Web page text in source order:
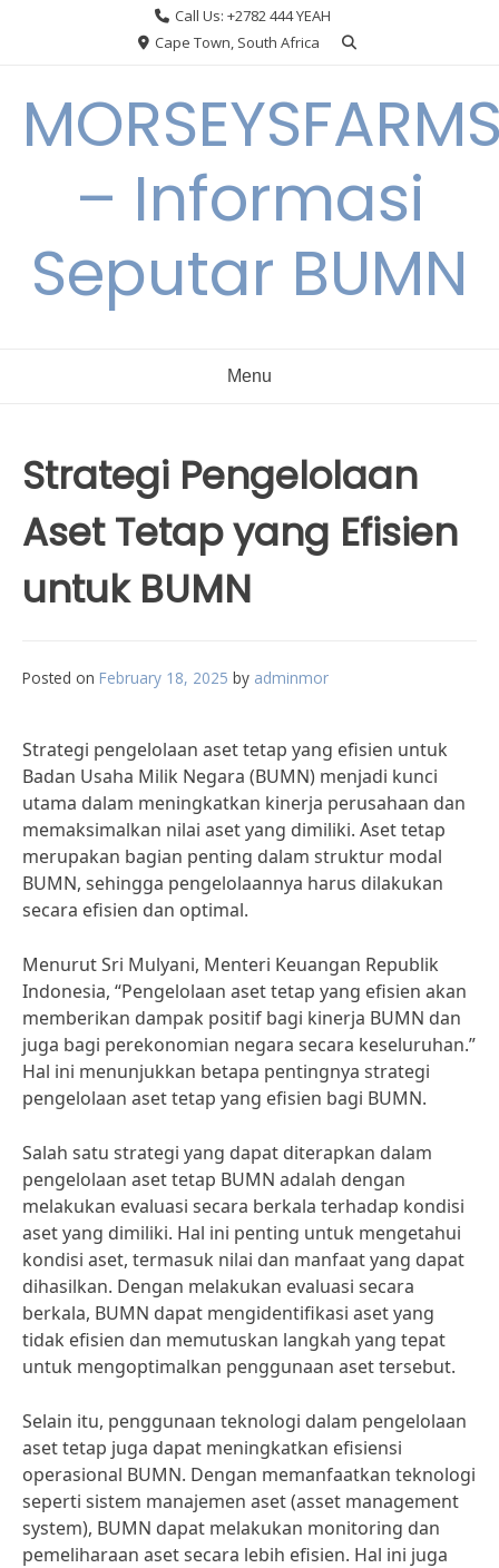
Call Us: +2782 444 YEAH
Cape Town, South Africa
– Informasi
Seputar BUMN
Menu
Strategi Pengelolaan
Aset Tetap yang Efisien
untuk BUMN
Posted on February 18, 2025 by adminmor
Strategi pengelolaan aset tetap yang efisien untuk
Badan Usaha Milik Negara (BUMN) menjadi kunci
utama dalam meningkatkan kinerja perusahaan dan
memaksimalkan nilai aset yang dimiliki. Aset tetap
merupakan bagian penting dalam struktur modal
BUMN, sehingga pengelolaannya harus dilakukan
secara efisien dan optimal.
Menurut Sri Mulyani, Menteri Keuangan Republik
Indonesia, “Pengelolaan aset tetap yang efisien akan
memberikan dampak positif bagi kinerja BUMN dan
juga bagi perekonomian negara secara keseluruhan.”
Hal ini menunjukkan betapa pentingnya strategi
pengelolaan aset tetap yang efisien bagi BUMN.
Salah satu strategi yang dapat diterapkan dalam
pengelolaan aset tetap BUMN adalah dengan
melakukan evaluasi secara berkala terhadap kondisi
aset yang dimiliki. Hal ini penting untuk mengetahui
kondisi aset, termasuk nilai dan manfaat yang dapat
dihasilkan. Dengan melakukan evaluasi secara
berkala, BUMN dapat mengidentifikasi aset yang
tidak efisien dan memutuskan langkah yang tepat
untuk mengoptimalkan penggunaan aset tersebut.
Selain itu, penggunaan teknologi dalam pengelolaan
aset tetap juga dapat meningkatkan efisiensi
operasional BUMN. Dengan memanfaatkan teknologi
seperti sistem manajemen aset (asset management
system), BUMN dapat melakukan monitoring dan
pemeliharaan aset secara lebih efisien. Hal ini juga